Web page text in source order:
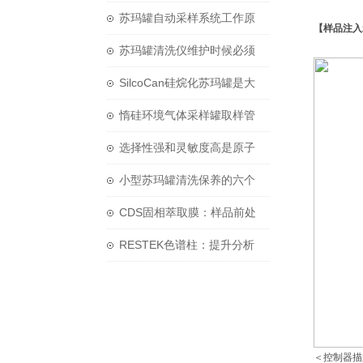
韦和氢化混合物-Primesep
100
苏玛罐自动采样系统工作原
理
苏玛罐清洗仪维护时候必须
注意的三个要点
SilcoCan硅烷化苏玛罐是大
气监测中的必需设备
惰硅环境气体采样罐取样管
线的选择须知
选择性强和灵敏度高是原子
吸收分光光度计的两大特点
小型苏玛罐清洗保养的六个
步骤
CDS固相萃取膜：样品前处
理领域的“薄膜革命家”
RESTEK色谱柱：提升分析
【样品注
＜控制器